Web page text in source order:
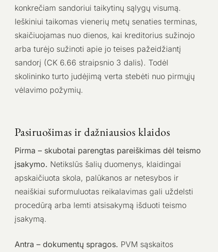
konkrečiam sandoriui taikytinų sąlygų visumą.
Ieškiniui taikomas vienerių metų senaties terminas,
skaičiuojamas nuo dienos, kai kreditorius sužinojo
arba turėjo sužinoti apie jo teises pažeidžiantį
sandorį (CK 6.66 straipsnio 3 dalis). Todėl
skolininko turto judėjimą verta stebėti nuo pirmųjų
vėlavimo požymių.
Pasiruošimas ir dažniausios klaidos
Pirma – skubotai parengtas pareiškimas dėl teismo
įsakymo. Netikslūs šalių duomenys, klaidingai
apskaičiuota skola, palūkanos ar netesybos ir
neaiškiai suformuluotas reikalavimas gali uždelsti
procedūrą arba lemti atsisakymą išduoti teismo
įsakymą.
Antra – dokumentų spragos. PVM sąskaitos